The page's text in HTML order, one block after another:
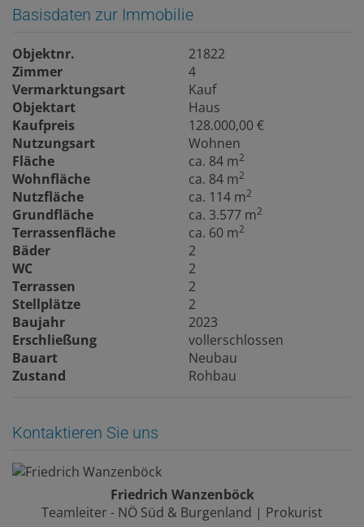
Basisdaten zur Immobilie
Objektnr.
21822
Zimmer
4
Vermarktungsart
Kauf
Objektart
Haus
Kaufpreis
128.000,00 €
Nutzungsart
Wohnen
Fläche
ca. 84 m2
Wohnfläche ca. 84 m2
Nutzfläche ca. 114 m2
Grundfläche ca. 3.577 m2
Terrassenfläche ca. 60 m2
Bäder
2
WC
2
Terrassen
2
Stellplätze
2
Baujahr
2023
Erschließung
vollerschlossen
Bauart
Neubau
Zustand
Rohbau
Kontaktieren Sie uns
Friedrich Wanzenböck
Teamleiter - NÖ Süd & Burgenland | Prokurist